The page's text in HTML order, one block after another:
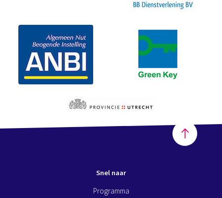
Snel naar
Programma